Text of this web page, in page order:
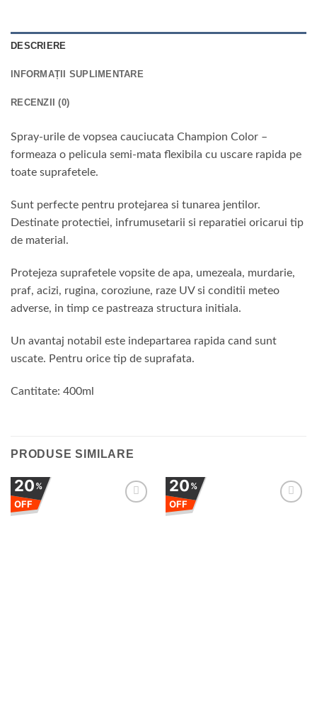
DESCRIERE
INFORMAȚII SUPLIMENTARE
RECENZII (0)
Spray-urile de vopsea cauciucata Champion Color –
formeaza o pelicula semi-mata flexibila cu uscare rapida pe
toate suprafetele.
Sunt perfecte pentru protejarea si tunarea jentilor.
Destinate protectiei, infrumusetarii si reparatiei oricarui tip
de material.
Protejeza suprafetele vopsite de apa, umezeala, murdarie,
praf, acizi, rugina, coroziune, raze UV si conditii meteo
adverse, in timp ce pastreaza structura initiala.
Un avantaj notabil este indepartarea rapida cand sunt
uscate. Pentru orice tip de suprafata.
Cantitate: 400ml
PRODUSE SIMILARE
20%
OFF
20%
OFF